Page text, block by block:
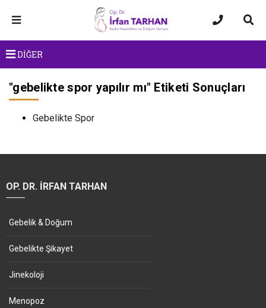
DİĞER
"gebelikte spor yapılır mı" Etiketi Sonuçları
Gebelikte Spor
OP. DR. İRFAN TARHAN
Gebelik & Doğum
Gebelikte Şikayet
Jinekoloji
Menopoz